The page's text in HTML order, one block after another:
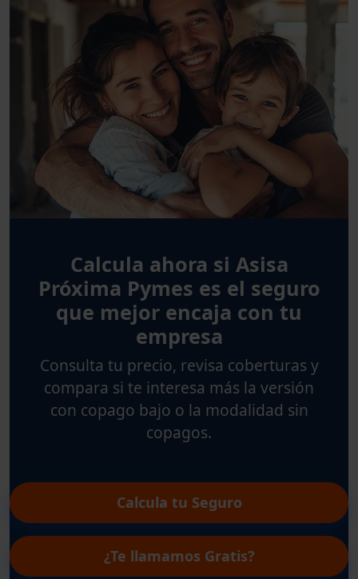
Calcula ahora si Asisa
Próxima Pymes es el seguro
que mejor encaja con tu
empresa
Consulta tu precio, revisa coberturas y
compara si te interesa más la versión
con copago bajo o la modalidad sin
copagos.
Calcula tu Seguro
¿Te llamamos Gratis?